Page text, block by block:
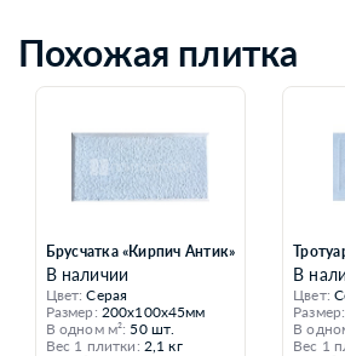
Похожая плитка
Брусчатка «Кирпич Антик»
В наличии
Цвет: Серая
Размер: 200x100x45мм
В одном м²: 50 шт.
Вес 1 плитки: 2,1 кг
В
Цвет:
Размер:
В
Вес 1